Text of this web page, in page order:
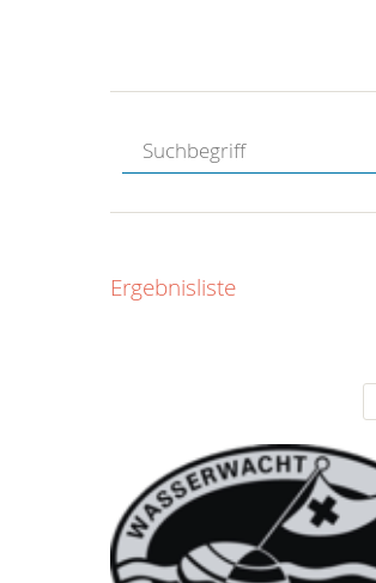
Ergebnisliste